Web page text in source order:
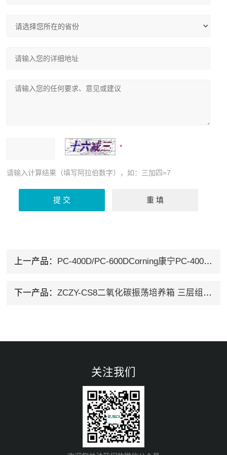
请输入计算结果（填写阿拉伯数字），如：三加四=7
上一产品： PC-400D/PC-600DCorning康宁PC-400D/PC-600D数显加热板价格
下一产品： ZCZY-CS8二氧化碳振荡培养箱 三层组合式 上海 价格
关注我们